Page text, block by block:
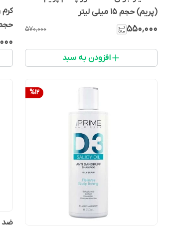
(پریم) حجم 15 میلی لیتر
۵۵۰٬۰۰۰ ۵۷۰٬۰۰۰
افزودن به سبد
حجم 30 میلی
%12